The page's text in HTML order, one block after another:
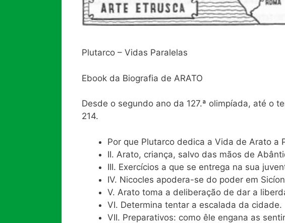
Plutarco – Vidas Paralelas
Ebook da Biografia de ARATO
Desde o segundo ano da 127.ª olimpíada, até o
214.
Por que Plutarco dedica a Vida de Arato a
II. Arato, criança, salvo das mãos de
III. Exercícios a que se entrega na sua
IV. Nicocles apodera-se do poder em
V. Arato toma a deliberação de dar a
VI. Determina tentar a escalada da cidade.
VII. Preparativos: como êle engana as